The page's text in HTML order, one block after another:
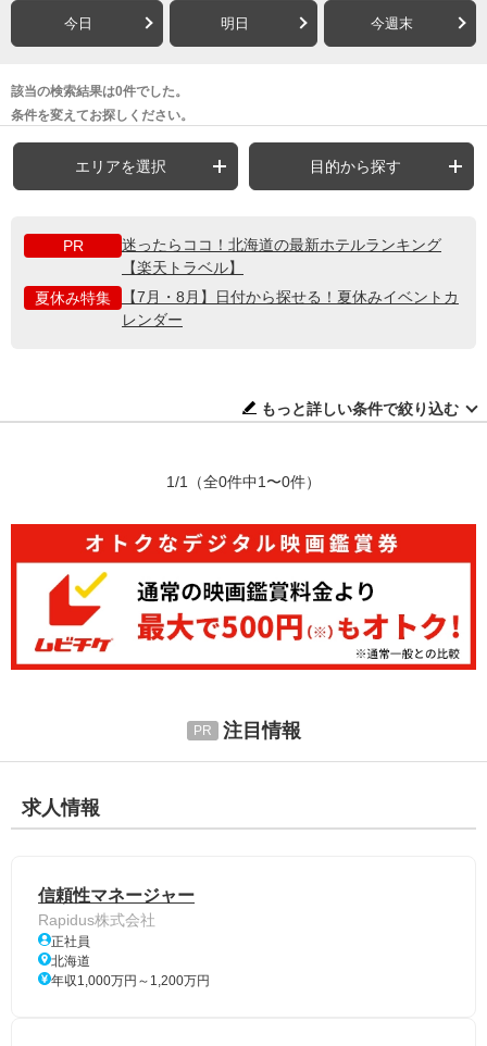
今日 明日 今週末
該当の検索結果は0件でした。
条件を変えてお探しください。
エリアを選択 目的から探す
PR
迷ったらココ！北海道の最新ホテルランキング
【楽天トラベル】
夏休み特集
【7月・8月】日付から探せる！夏休みイベントカ
レンダー
もっと詳しい条件で絞り込む
1/1 （全0件中1〜0件）
注目情報
求人情報
信頼性マネージャー
Rapidus株式会社
正社員
北海道
年収1,000万円～1,200万円